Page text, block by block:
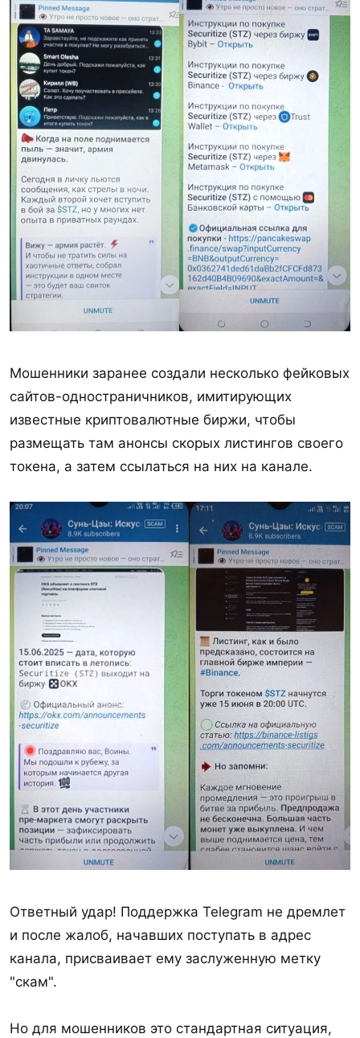
Мошенники заранее создали несколько фейковых
сайтов-одностраничников, имитирующих
известные криптовалютные биржи, чтобы
размещать там анонсы скорых листингов своего
токена, а затем ссылаться на них на канале.
Ответный удар! Поддержка Telegram не дремлет
и после жалоб, начавших поступать в адрес
канала, присваивает ему заслуженную метку
"скам".
Но для мошенников это стандартная ситуация,